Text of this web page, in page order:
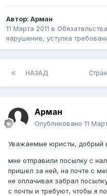
Автор: Арман
11 Марта 2011 в
нарушение, уступка
НАЗАД
Арман
Опубликовано 11
Уважаемые юристы, добрый
мне отправили посылку с
пришел за ней, на почте с
не оплачивая забрал
с почты и требуют, чтобы я